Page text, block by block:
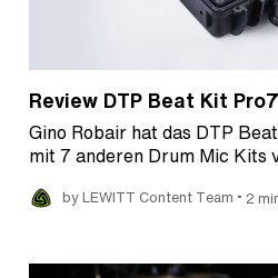
Review DTP Beat Kit Pro7
Gino Robair hat das DTP
mit 7 anderen Drum Mic Kits
by LEWITT Content Team • 2